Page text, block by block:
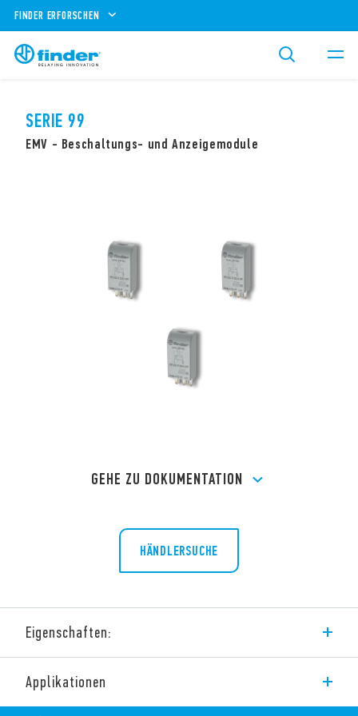
FINDER ERFORSCHEN
SERIE 99
EMV - Beschaltungs- und Anzeigemodule
GEHE ZU DOKUMENTATION
HÄNDLERSUCHE
Eigenschaften:
Unterdrücken der Induktionsspannung beim Abschalten
der Relaisspule
Applikationen